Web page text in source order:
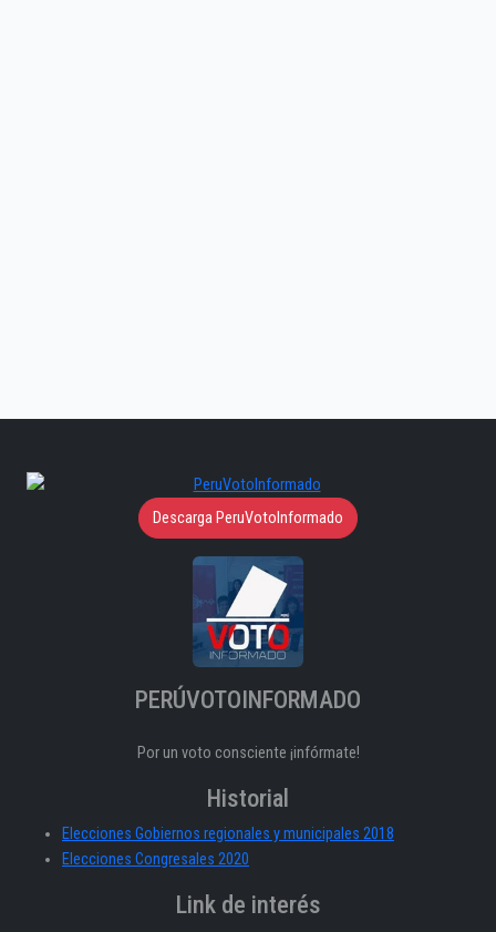
Descarga PeruVotoInformado
PERÚVOTOINFORMADO
Por un voto consciente ¡infórmate!
Historial
Elecciones Gobiernos regionales y municipales 2018
Elecciones Congresales 2020
Link de interés